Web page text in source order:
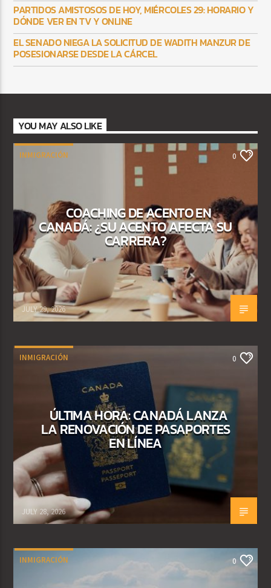
PARTIDOS AMISTOSOS DE HOY, MIÉRCOLES 29: HORARIO Y
DÓNDE VER EN TV Y ONLINE
EL SENADO NIEGA LA SOLICITUD DE WADITH MANZUR DE
POSESIONARSE DESDE LA CÁRCEL
YOU MAY ALSO LIKE
INMIGRACIÓN 0
COACHING DE ACENTO EN
CANADÁ: ¿SU ACENTO AFECTA SU
CARRERA?
JULY 29, 2026
INMIGRACIÓN 0
ÚLTIMA HORA: CANADÁ LANZA
LA RENOVACIÓN DE PASAPORTES
EN LÍNEA
JULY 28, 2026
INMIGRACIÓN 0